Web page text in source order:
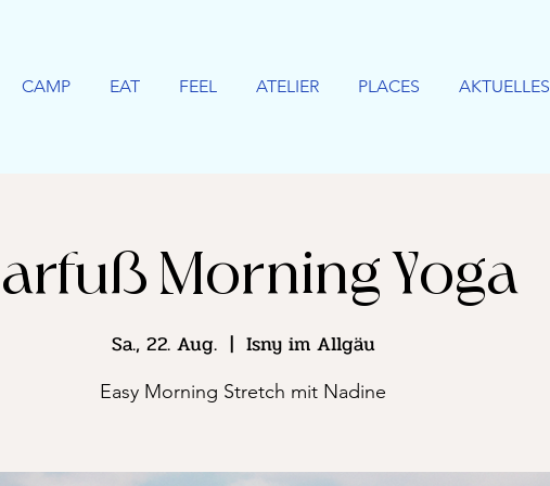
CAMP EAT FEEL ATELIER PLACES AKTUELLES
Morning Yoga
Sa., 22. Aug.
  |
Isny im Allgäu
Easy Morning Stretch mit Nadine